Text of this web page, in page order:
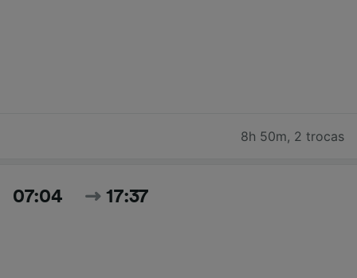
8h 50m, 2 trocas
07:04 17:37